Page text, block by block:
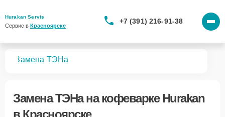
Hurakan Servis
Сервис в Красноярске
+7 (391) 216-91-38
Замена ТЭНа
Замена ТЭНана кофеварке Hurakan
в Красноярске